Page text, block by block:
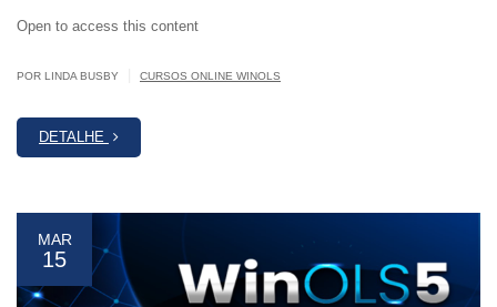
Open to access this content
POR LINDA BUSBY CURSOS ONLINE WINOLS
DETALHE
MAR
15